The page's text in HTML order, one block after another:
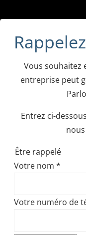
Vous souhaitez
entreprise peut
Entrez ci-
Être rappelé
Votre nom *
Votre numéro de